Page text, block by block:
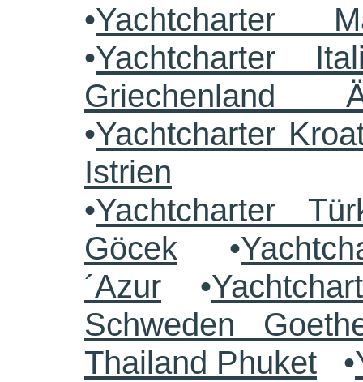
•Yachtcharter
•Yachtcharter
Griechenland
•Yachtcharter
Istrien
•Yachtcharter
Göcek •
´Azur •
Schweden
Thailand Phuket •